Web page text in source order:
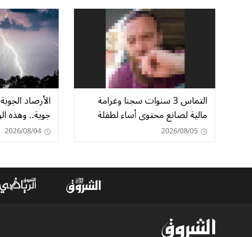
التماس 3 سنوات سجنا وغرامة
مالية لصانع محتوى أساء لطفلة
2026/08/05
الأرصاد
جوية.. وهذه
2026/08/04